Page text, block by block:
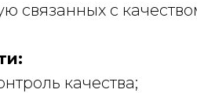
связанных с
качества;